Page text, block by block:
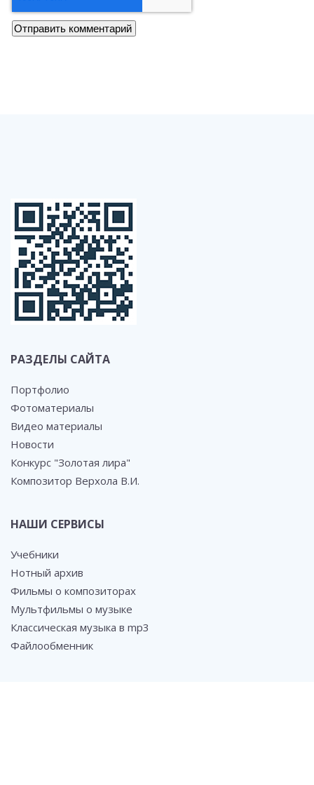
РАЗДЕЛЫ САЙТА
Портфолио
Фотоматериалы
Видео материалы
Новости
Конкурс "Золотая лира"
Композитор Верхола В.И.
НАШИ СЕРВИСЫ
Учебники
Нотный архив
Фильмы о композиторах
Мультфильмы о музыке
Классическая музыка в mp3
Файлообменник